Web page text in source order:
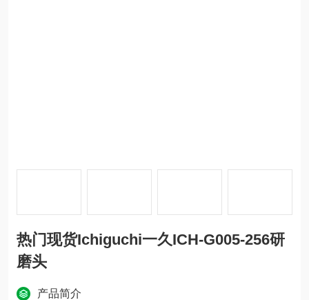
热门现货Ichiguchi一久ICH-G005-256研
磨头
产品简介